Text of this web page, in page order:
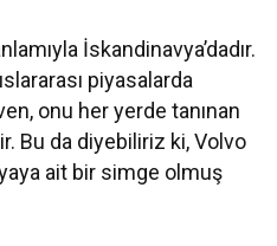
İskandinavya’dadır.
piyasalarda
onu her yerde tanınan
Bu da diyebiliriz ki, Volvo
ait bir simge olmuş